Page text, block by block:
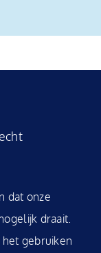
dat onze
draait.
gebruiken